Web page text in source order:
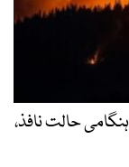
حالت نافذ،